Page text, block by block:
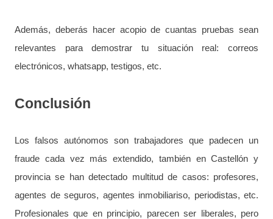
Además, deberás hacer acopio de cuantas pruebas sean
relevantes para demostrar tu situación real: correos
electrónicos, whatsapp, testigos, etc.
Conclusión
Los falsos autónomos son trabajadores que padecen un
fraude cada vez más extendido, también en Castellón y
provincia se han detectado multitud de casos: profesores,
agentes de seguros, agentes inmobiliariso, periodistas, etc.
Profesionales que en principio, parecen ser liberales, pero